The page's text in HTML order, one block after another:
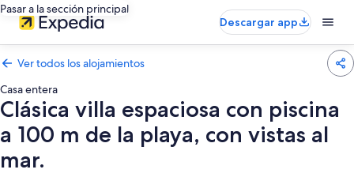
Pasar a la sección principal
Descargar app
Ver todos los alojamientos
Casa entera
Clásica villa espaciosa con piscina
a 100 m de la playa, con vistas al
mar.